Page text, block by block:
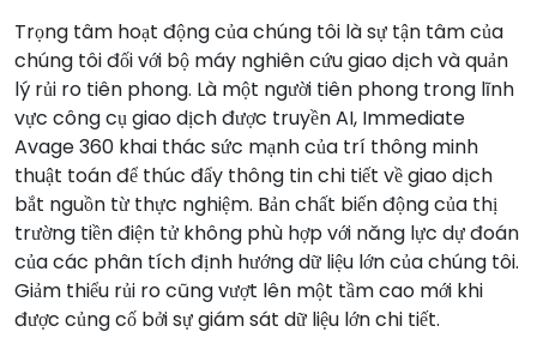
Trọng tâm hoạt động của chúng tôi là sự tận tâm của
chúng tôi đối với bộ máy nghiên cứu giao dịch và quản
lý rủi ro tiên phong. Là một người tiên phong trong lĩnh
vực công cụ giao dịch được truyền AI, Immediate
Avage 360 khai thác sức mạnh của trí thông minh
thuật toán để thúc đẩy thông tin chi tiết về giao dịch
bắt nguồn từ thực nghiệm. Bản chất biến động của thị
trường tiền điện tử không phù hợp với năng lực dự đoán
của các phân tích định hướng dữ liệu lớn của chúng tôi.
Giảm thiểu rủi ro cũng vượt lên một tầm cao mới khi
được củng cố bởi sự giám sát dữ liệu lớn chi tiết.